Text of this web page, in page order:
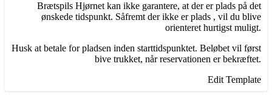
Brætspils Hjørnet kan ikke garantere, at der er plads på det
ønskede tidspunkt. Såfremt der ikke er plads , vil du blive
orienteret hurtigst muligt.
Husk at betale for pladsen inden starttidspunktet. Beløbet vil først
bive trukket, når reservationen er bekræftet.
Edit Template